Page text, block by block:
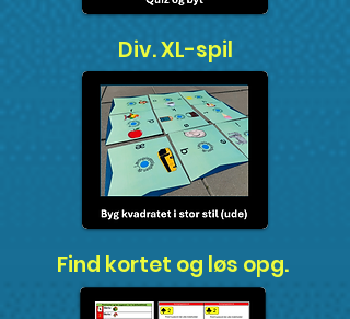
Div. XL-spil
Find kortet og løs opg.